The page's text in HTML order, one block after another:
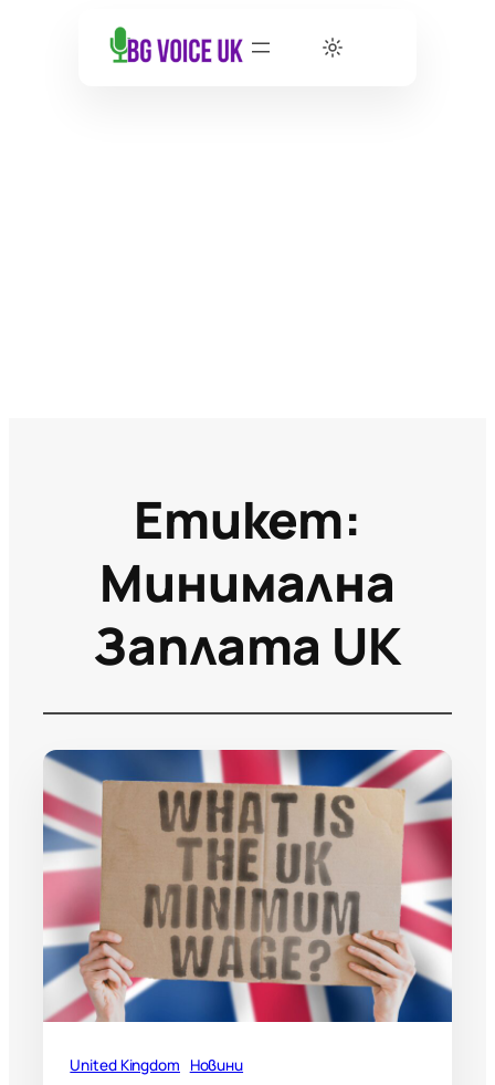
Етикет:
Минимална
Заплата UK
United Kingdom Новини